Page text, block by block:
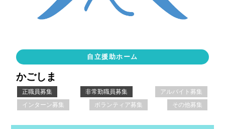
自立援助ホーム
かごしま
正職員募集 非常勤職員募集
アルバイト募集
インターン募集
ボランティア募集 その他募集